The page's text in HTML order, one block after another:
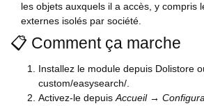
les objets auxquels il a accès, y compris
externes isolés par société.
📋 Comment ça marche
Installez le module depuis Dolistore
custom/easysearch/.
Activez-le depuisAccueil →